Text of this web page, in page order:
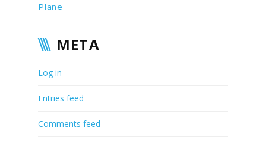
Plane
META
Log in
Entries feed
Comments feed